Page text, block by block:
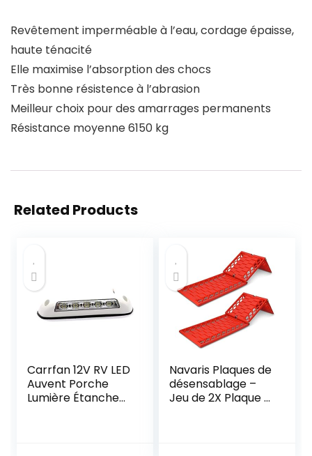
Revêtement imperméable à l’eau, cordage épaisse,
haute ténacité
Elle maximise l’absorption des chocs
Très bonne résistence à l’abrasion
Meilleur choix pour des amarrages permanents
Résistance moyenne 6150 kg
Related Products
Carrfan 12V RV LED
Auvent Porche
Lumière Étanche
Navaris Plaques de
désensablage –
Jeu de 2X Plaque à